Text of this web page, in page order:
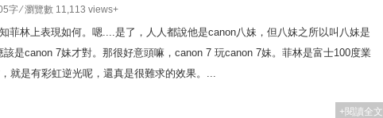
字 ⁄ 瀏覽數 11,113 views+
菲林上表現如何。嗯....是了，人人都說他是canon八妹，但八妹之所以叫八妹是
是canon 7妹才對。那很好意頭嘛，canon 7 玩canon 7妹。菲林是富士100度業
就是有彩虹逆光呢，還真是很難求的效果。...
+閱讀全文